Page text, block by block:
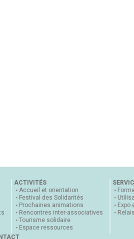
ACTIVITÉS
Accueil et orientation
Festival des Solidarités
Prochaines animations
Rencontres inter-associatives
Tourisme solidaire
Espace ressources
Expo